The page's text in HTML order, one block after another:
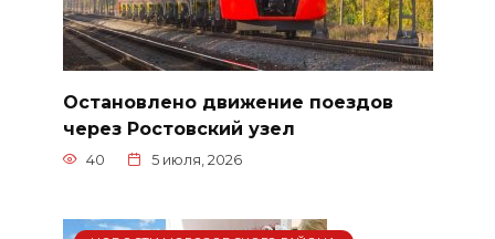
Остановлено движение поездов
через Ростовский узел
40 5 июля, 2026